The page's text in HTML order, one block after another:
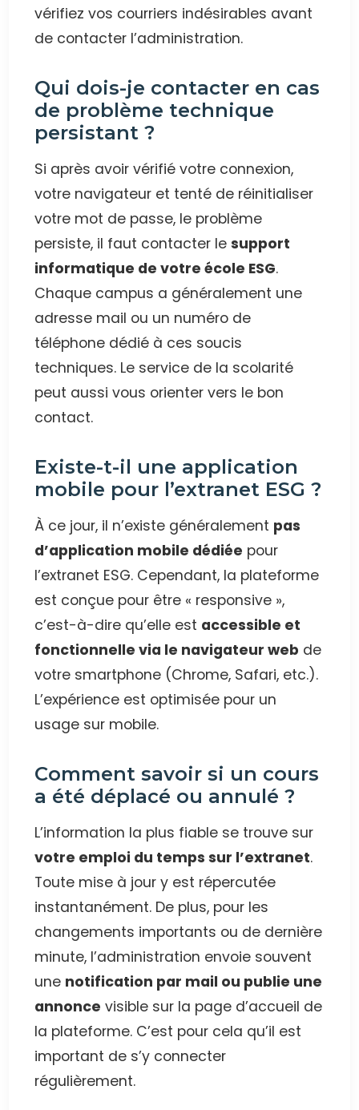
vérifiez vos courriers indésirables avant
de contacter l’administration.
Qui dois-je contacter en cas
de problème technique
persistant ?
Si après avoir vérifié votre connexion,
votre navigateur et tenté de réinitialiser
votre mot de passe, le problème
persiste, il faut contacter lesupport
informatique de votre école ESG.
Chaque campus a généralement une
adresse mail ou un numéro de
téléphone dédié à ces soucis
techniques. Le service de la scolarité
peut aussi vous orienter vers le bon
contact.
Existe-t-il une application
mobile pour l’extranet ESG ?
À ce jour, il n’existe généralement pas
d’application mobile dédiée pour
l’extranet ESG. Cependant, la plateforme
est conçue pour être « responsive »,
c’est-à-dire qu’elle est accessible et
fonctionnelle via le navigateur web de
votre smartphone (Chrome, Safari, etc.).
L’expérience est optimisée pour un
usage sur mobile.
Comment savoir si un cours
a été déplacé ou annulé ?
L’information la plus fiable se trouve sur
votre emploi du temps sur l’extranet.
Toute mise à jour y est répercutée
instantanément. De plus, pour les
changements importants ou de dernière
minute, l’administration envoie souvent
une notification par mail ou publie une
annonce visible sur la page d’accueil de
la plateforme. C’est pour cela qu’il est
important de s’y connecter
régulièrement.